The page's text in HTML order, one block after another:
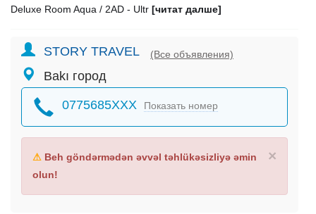
Deluxe Room Aqua / 2AD - Ultr [читат далше]
STORY TRAVEL (Все объявления)
Bakı город
0775685XXX Показать номер
×
⚠ Beh göndərmədən əvvəl təhlükəsizliyə əmin
olun!